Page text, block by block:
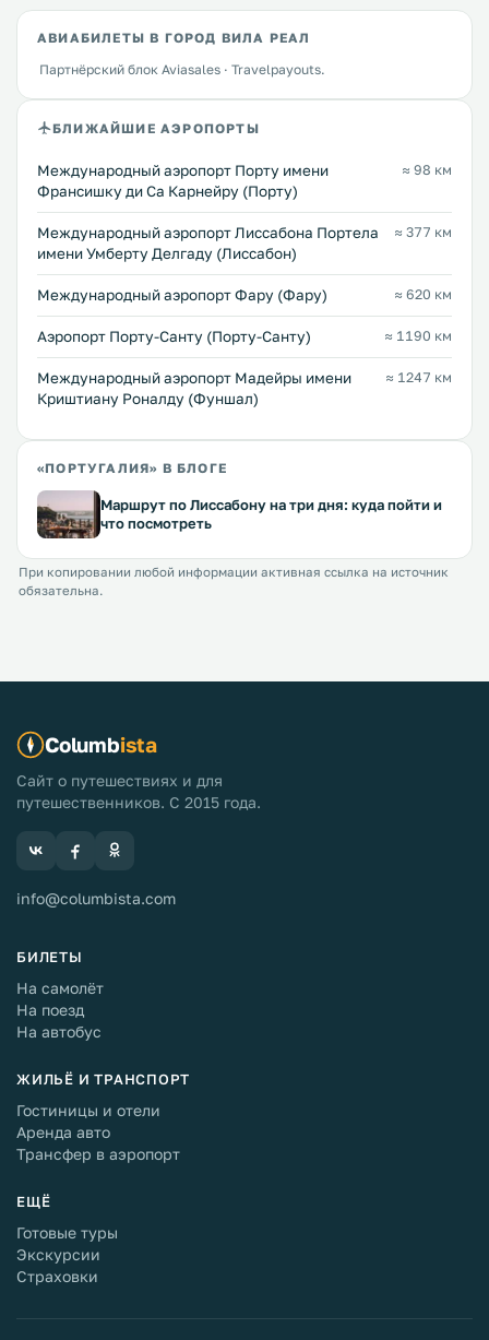
АВИАБИЛЕТЫ В ГОРОД ВИЛА РЕАЛ
Партнёрский блок Aviasales · Travelpayouts.
БЛИЖАЙШИЕ АЭРОПОРТЫ
Международный аэропорт Порту имени
Франсишку ди Са Карнейру (Порту)
≈ 98 км
Международный аэропорт Лиссабона Портела
имени Умберту Делгаду (Лиссабон)
≈ 377 км
Международный аэропорт Фару (Фару) ≈ 620 км
Аэропорт Порту-Санту (Порту-Санту) ≈ 1190 км
Международный аэропорт Мадейры имени
Криштиану Роналду (Фуншал)
≈ 1247 км
«ПОРТУГАЛИЯ» В БЛОГЕ
Маршрут по Лиссабону на три дня: куда пойти и
что посмотреть
При копировании любой информации активная ссылка на источник
обязательна.
Columbista
Сайт о путешествиях и для
путешественников. С 2015 года.
info@columbista.com
БИЛЕТЫ
На самолёт
На поезд
На автобус
ЖИЛЬЁ И ТРАНСПОРТ
Гостиницы и отели
Аренда авто
Трансфер в аэропорт
ЕЩЁ
Готовые туры
Экскурсии
Страховки